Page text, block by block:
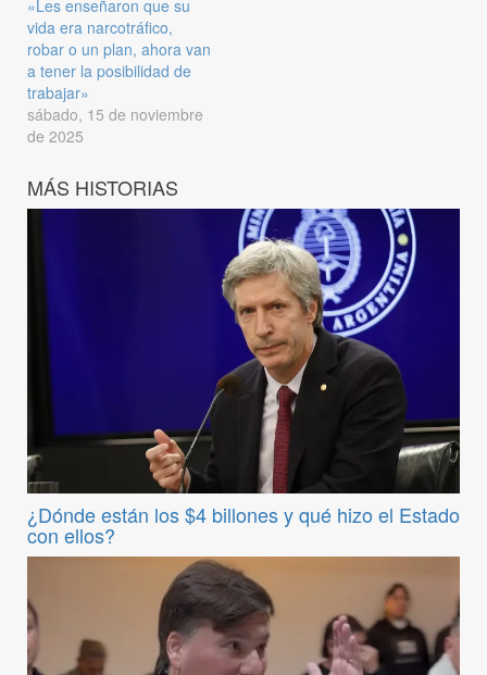
«Les enseñaron que su
vida era narcotráfico,
robar o un plan, ahora van
a tener la posibilidad de
trabajar»
sábado, 15 de noviembre
de 2025
MÁS HISTORIAS
¿Dónde están los $4 billones y qué hizo el Estado
con ellos?